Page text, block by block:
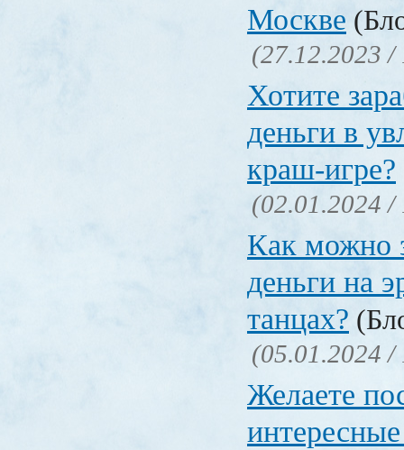
Москве
(27.12.2023 /
Хотите
деньги в
краш-игре?
(02.01.2024 /
Как можно
деньги на
танцах?
(05.01.2024 /
Желаете